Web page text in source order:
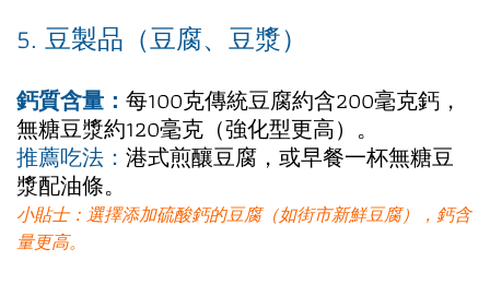
5. 豆製品（豆腐、豆漿）
鈣質含量： 每100克傳統豆腐約含200毫克鈣，
無糖豆漿約120毫克（強化型更高）。
推薦吃法： 港式煎釀豆腐，或早餐一杯無糖豆
漿配油條。
小貼士：選擇添加硫酸鈣的豆腐（如街市新鮮豆腐），鈣含
量更高。